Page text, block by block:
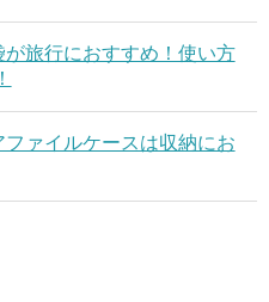
旅行におすすめ！使い方
ァイルケースは収納にお